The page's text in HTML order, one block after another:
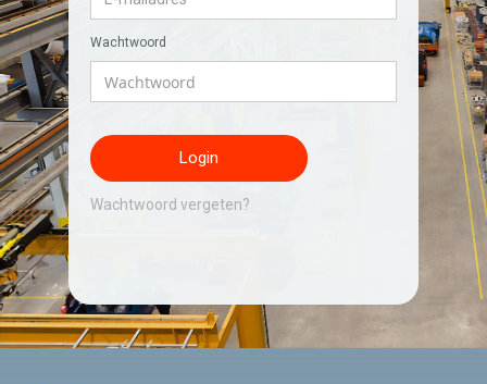
Wachtwoord
Wachtwoord vergeten?